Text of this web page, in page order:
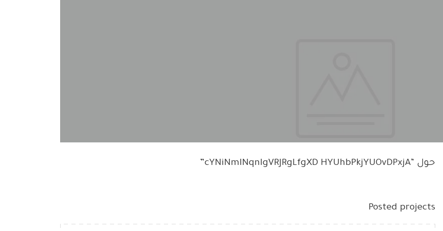
حول “cYNiNmINqnIgVRJRgLfgXD HYUhbPkjYUOvDPxjA”
Posted projects